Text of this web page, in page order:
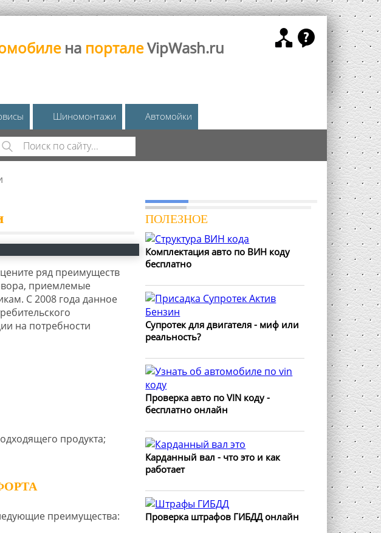
на порталеVipWash.ru
Шиномонтажи Автомойки
ФОРМА ПОИСКА
Поиск
ряд преимуществ
приемлемые
С 2008 года данное
на потребности
продукта;
преимущества:
ПОЛЕЗНОЕ
Комплектация авто по ВИН коду
бесплатно
Супротек для двигателя - миф или
реальность?
Проверка авто по VIN коду -
бесплатно онлайн
Карданный вал - что это и как
работает
Проверка штрафов ГИБДД онлайн